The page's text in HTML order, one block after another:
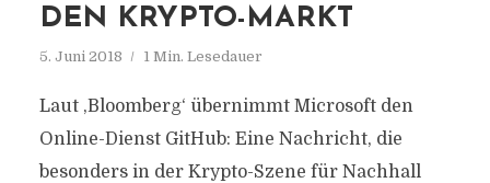
DEN KRYPTO-MARKT
5. Juni 2018 1 Min. Lesedauer
Laut ‚Bloomberg‘ übernimmt Microsoft den
Online-Dienst GitHub: Eine Nachricht, die
besonders in der Krypto-Szene für Nachhall